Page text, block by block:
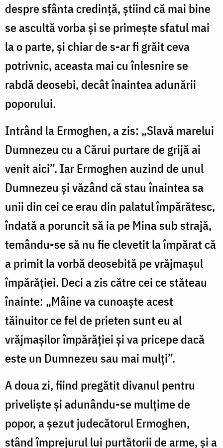
despre sfânta credință, știind că mai bine
se ascultă vorba și se primește sfatul mai
la o parte, și chiar de s-ar fi grăit ceva
potrivnic, aceasta mai cu înlesnire se
rabdă deosebi, decât înaintea adunării
poporului.
Intrând la Ermoghen, a zis: „Slavă marelui
Dumnezeu cu a Cărui purtare de grijă ai
venit aici”. Iar Ermoghen auzind de unul
Dumnezeu și văzând că stau înaintea sa
unii din cei ce erau din palatul împărătesc,
îndată a poruncit să ia pe Mina sub strajă,
temându-se să nu fie clevetit la împărat că
a primit la vorbă deosebită pe vrăjmașul
împărăției. Deci a zis către cei ce stăteau
înainte: „Mâine va cunoaște acest
tăinuitor ce fel de prieten sunt eu al
vrăjmașilor împărăției și va pricepe dacă
este un Dumnezeu sau mai mulți”.
A doua zi, fiind pregătit divanul pentru
priveliște și adunându-se mulțime de
popor, a șezut judecătorul Ermoghen,
stând împrejurul lui purtătorii de arme, și a